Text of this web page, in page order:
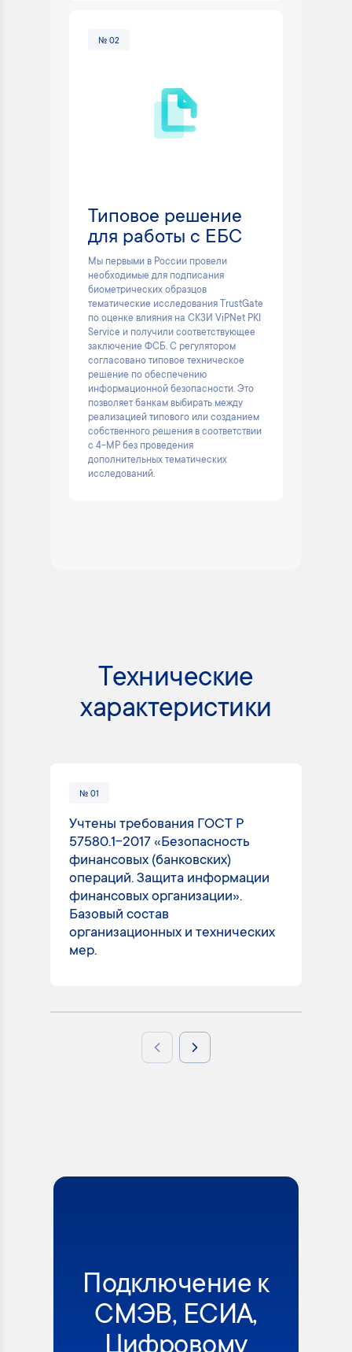
№ 02
Типовое решение
для работы с ЕБС
Мы первыми в России провели
необходимые для подписания
биометрических образцов
тематические исследования TrustGate
по оценке влияния на СКЗИ ViPNet PKI
Service и получили соответствующее
заключение ФСБ. С регулятором
согласовано типовое техническое
решение по обеспечению
информационной безопасности. Это
позволяет банкам выбирать между
реализацией типового или созданием
собственного решения в соответствии
с 4-МР без проведения
дополнительных тематических
исследований.
Технические
характеристики
№ 01
Учтены требования ГОСТ Р
57580.1-2017 «Безопасность
финансовых (банковских)
операций. Защита информации
финансовых организации».
Базовый состав
организационных и технических
мер.
Previous slideNext slide
Подключение к
СМЭВ, ЕСИА,